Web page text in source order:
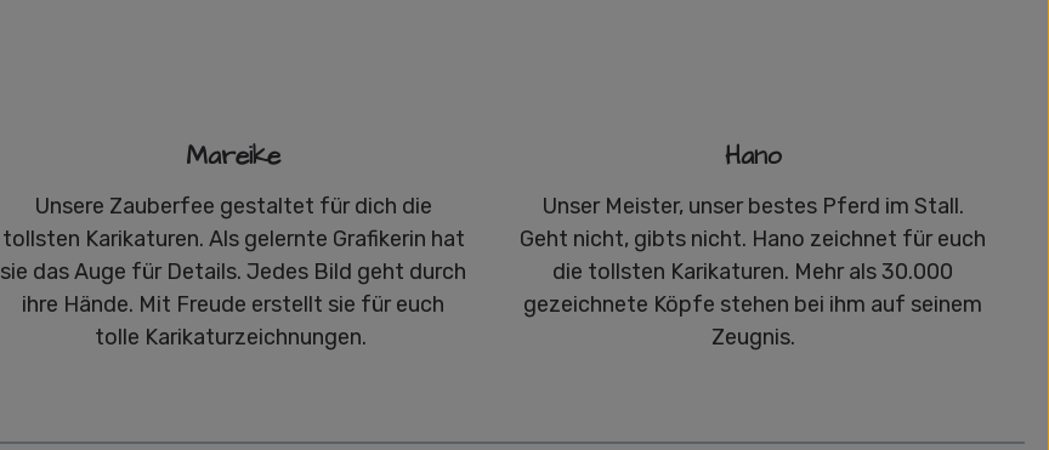
Mareike
Unsere Zauberfee gestaltet für dich die
tollsten Karikaturen. Als gelernte Grafikerin hat
sie das Auge für Details. Jedes Bild geht durch
ihre Hände. Mit Freude erstellt sie für euch
tolle Karikaturzeichnungen.
Hano
Unser Meister, unser bestes Pferd im Stall.
Geht nicht, gibts nicht. Hano zeichnet für euch
die tollsten Karikaturen. Mehr als 30.000
gezeichnete Köpfe stehen bei ihm auf seinem
Zeugnis.